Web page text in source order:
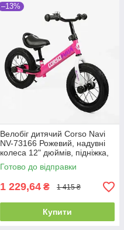
–13%
Велобіг дитячий Corso Navi
NV-73166 Рожевий, надувні
колеса 12" дюймів, підніжка,
підставка для ніг, біговел
Готово до відправки
1 229,64 ₴ 1 415 ₴
Купити